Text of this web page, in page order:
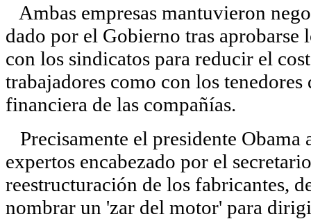
Ambas empresas mantuvieron
dado por el Gobierno tras aprobarse
con los sindicatos para reducir el
trabajadores como con los
financiera de las compañías.
Precisamente el presidente
expertos encabezado por el
reestructuración de los fabricantes,
nombrar un 'zar del motor' para